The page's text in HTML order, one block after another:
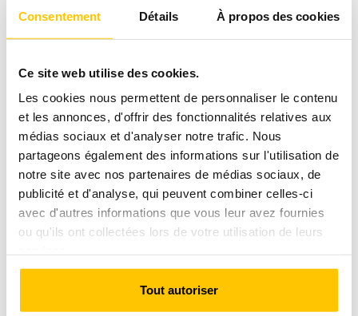
Consentement Détails À propos des cookies
Ce site web utilise des cookies.
Les cookies nous permettent de personnaliser le contenu
et les annonces, d'offrir des fonctionnalités relatives aux
médias sociaux et d'analyser notre trafic. Nous
partageons également des informations sur l'utilisation de
notre site avec nos partenaires de médias sociaux, de
publicité et d'analyse, qui peuvent combiner celles-ci
avec d'autres informations que vous leur avez fournies
ou qu'ils ont collectées lors de votre utilisation de leurs
Tout autoriser